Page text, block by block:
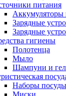
питания
Аккумуляторы
Зарядные
Зарядные
гигиены
Полотенца
Мыло
Шампуни и
Наборы посуды
Миски